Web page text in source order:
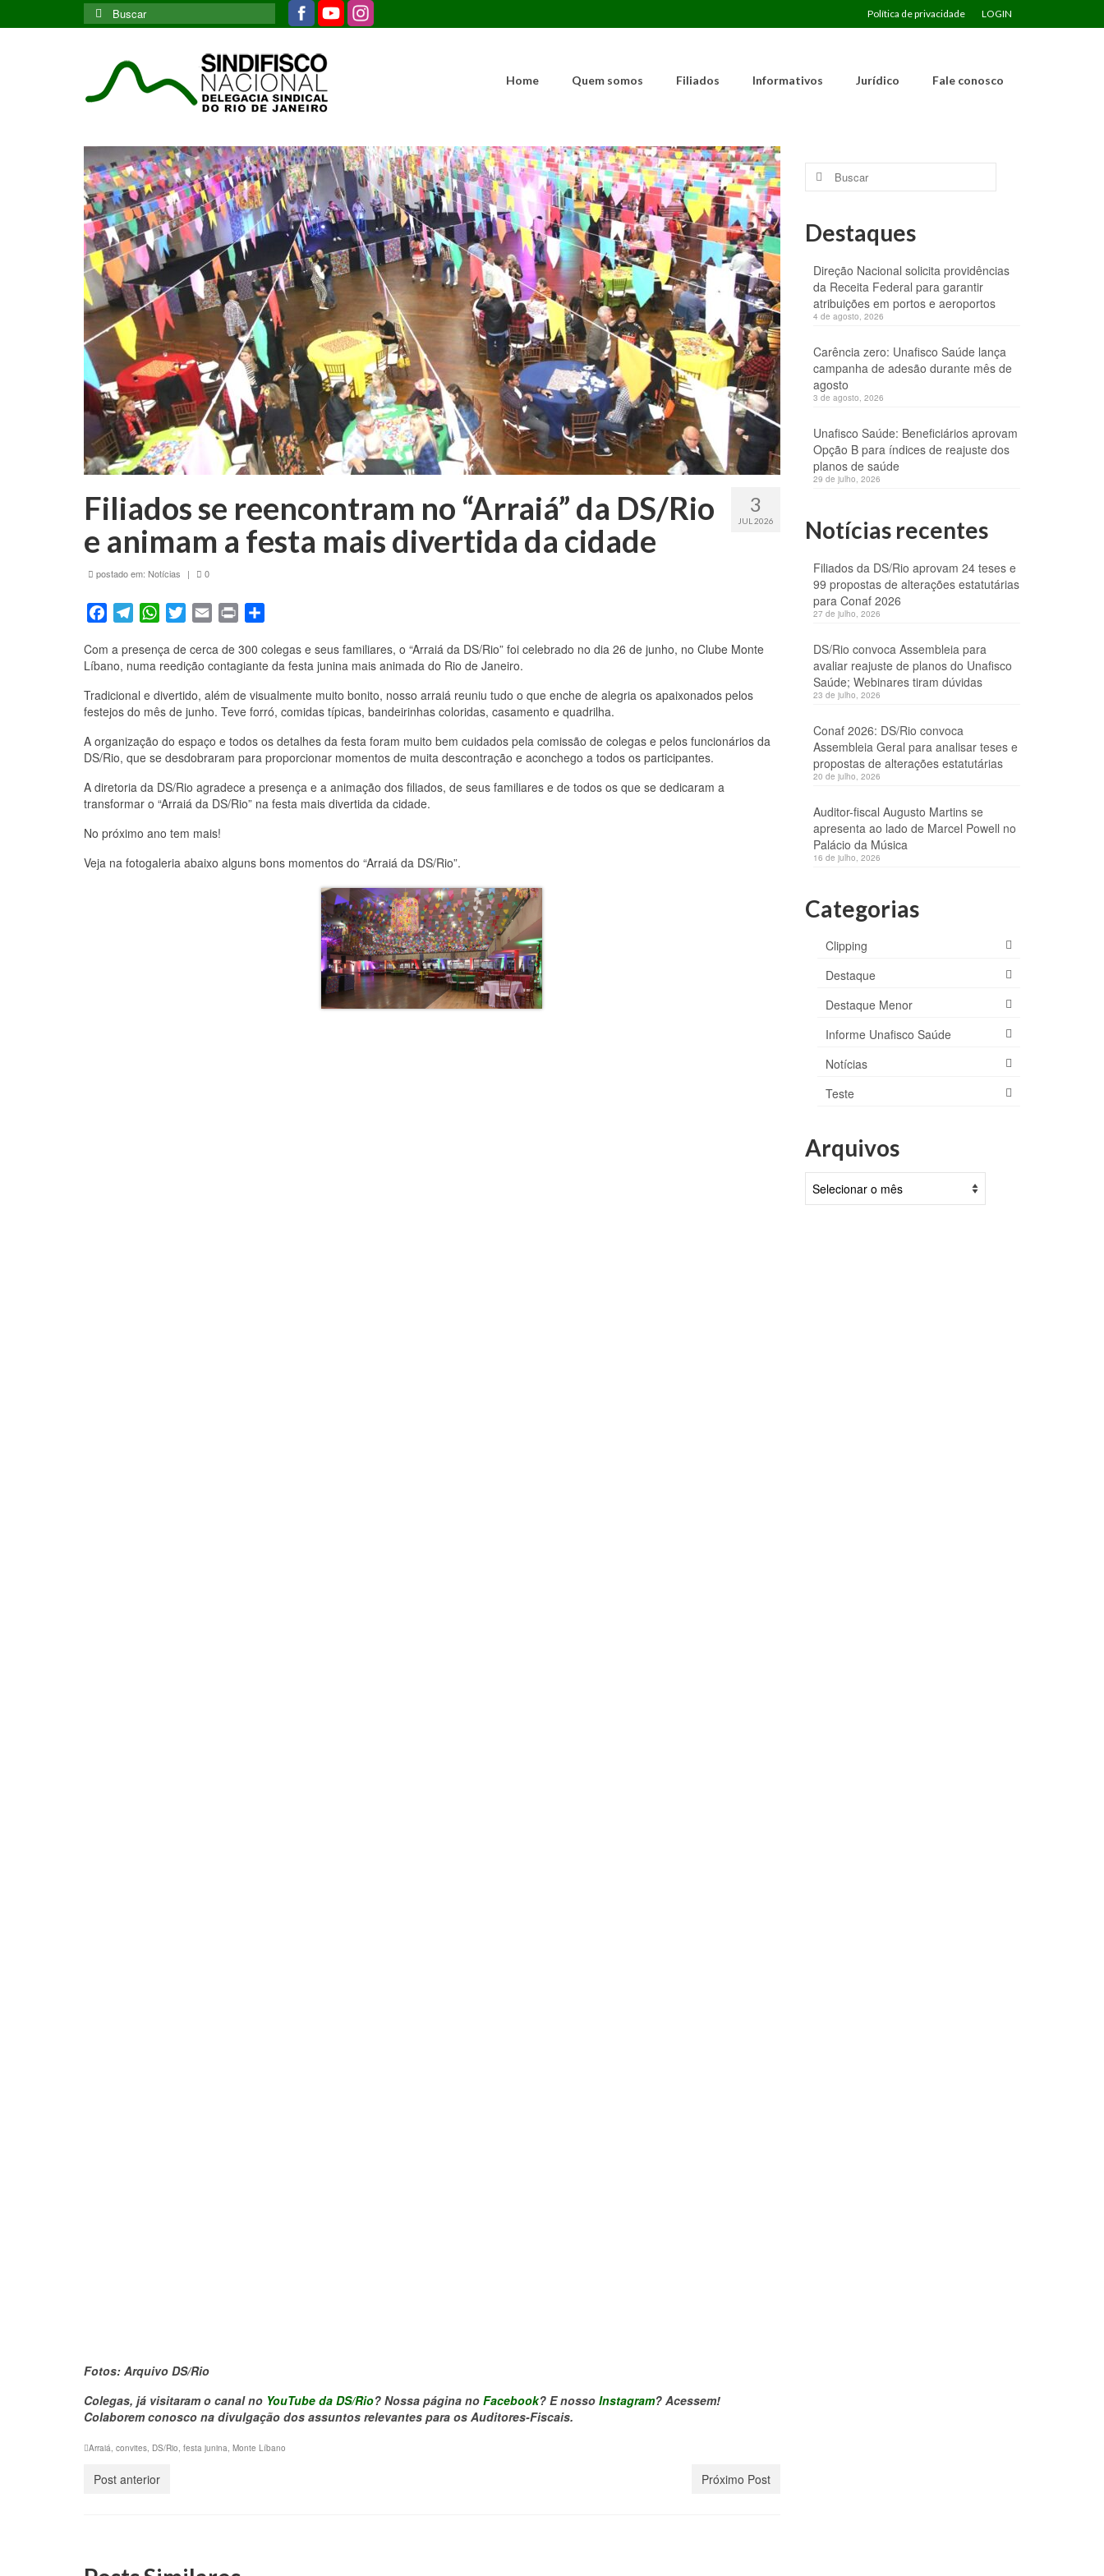
Política de privacidade LOGIN
Buscar
por:
Home Quem somos Filiados Informativos Jurídico Fale conosco
3
JUL 2026
Filiados se reencontram no “Arraiá” da DS/Rio
e animam a festa mais divertida da cidade
postado em: Notícias | 0
FacebookTelegramWhatsAppTwitterEmail Print
Com a presença de cerca de 300 colegas e seus familiares, o “Arraiá da DS/Rio” foi celebrado no dia 26 de junho, no Clube Monte
Líbano, numa reedição contagiante da festa junina mais animada do Rio de Janeiro.
Tradicional e divertido, além de visualmente muito bonito, nosso arraiá reuniu tudo o que enche de alegria os apaixonados pelos
festejos do mês de junho. Teve forró, comidas típicas, bandeirinhas coloridas, casamento e quadrilha.
A organização do espaço e todos os detalhes da festa foram muito bem cuidados pela comissão de colegas e pelos funcionários da
DS/Rio, que se desdobraram para proporcionar momentos de muita descontração e aconchego a todos os participantes.
A diretoria da DS/Rio agradece a presença e a animação dos filiados, de seus familiares e de todos os que se dedicaram a
transformar o “Arraiá da DS/Rio” na festa mais divertida da cidade.
No próximo ano tem mais!
Veja na fotogaleria abaixo alguns bons momentos do “Arraiá da DS/Rio”.
Fotos: Arquivo DS/Rio
Colegas, já visitaram o canal no YouTube da DS/Rio? Nossa página no Facebook? E nosso Instagram? Acessem!
Colaborem conosco na divulgação dos assuntos relevantes para os Auditores-Fiscais.
Arraiá convites DS/Rio festa junina Monte Líbano
Post anterior Próximo Post
Buscar
por:
Destaques
Direção Nacional solicita providências
da Receita Federal para garantir
atribuições em portos e aeroportos
4 de agosto, 2026
Carência zero: Unafisco Saúde lança
campanha de adesão durante mês de
agosto
3 de agosto, 2026
Unafisco Saúde: Beneficiários aprovam
Opção B para índices de reajuste dos
planos de saúde
29 de julho, 2026
Notícias recentes
Filiados da DS/Rio aprovam 24 teses e
99 propostas de alterações estatutárias
para Conaf 2026
27 de julho, 2026
DS/Rio convoca Assembleia para
avaliar reajuste de planos do Unafisco
Saúde; Webinares tiram dúvidas
23 de julho, 2026
Conaf 2026: DS/Rio convoca
Assembleia Geral para analisar teses e
propostas de alterações estatutárias
20 de julho, 2026
Auditor-fiscal Augusto Martins se
apresenta ao lado de Marcel Powell no
Palácio da Música
16 de julho, 2026
Categorias
Clipping
Destaque
Destaque Menor
Informe Unafisco Saúde
Notícias
Teste
Arquivos